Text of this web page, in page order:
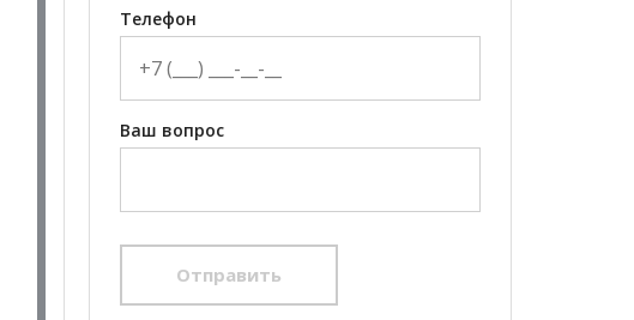
Телефон
Ваш вопрос
Отправить